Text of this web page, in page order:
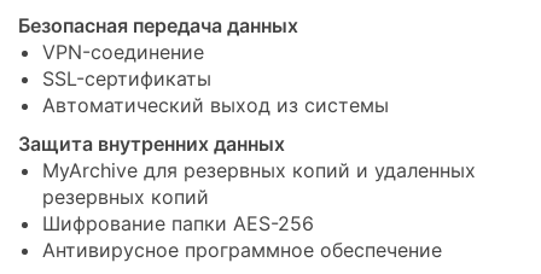
Безопасная передача данных
VPN-соединение
SSL-сертификаты
Автоматический выход из системы
Защита внутренних данных
MyArchive для резервных копий и удаленных
резервных копий
Шифрование папки AES-256
Антивирусное программное обеспечение